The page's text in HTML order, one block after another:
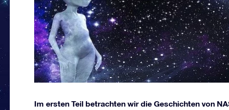
Im ersten Teil betrachten wir die Geschichten von